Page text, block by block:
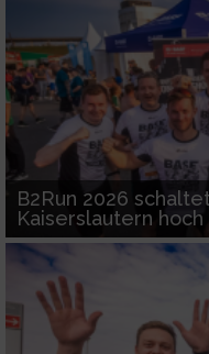
B2Run 2026
Kaiserslautern hoch